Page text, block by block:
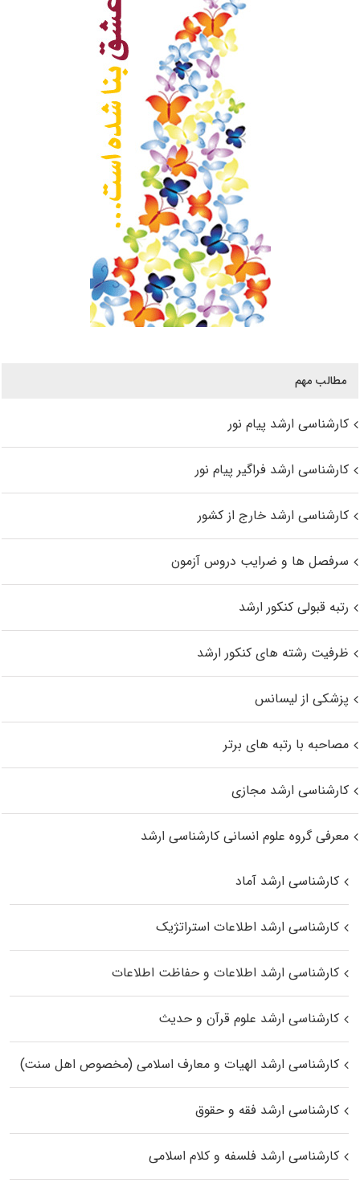
مطالب مهم
کارشناسی ارشد پیام نور
کارشناسی ارشد فراگیر پیام نور
کارشناسی ارشد خارج از کشور
سرفصل ها و ضرایب دروس آزمون
رتبه قبولی کنکور ارشد
ظرفیت رشته های کنکور ارشد
پزشکی از لیسانس
مصاحبه با رتبه های برتر
کارشناسی ارشد مجازی
معرفی گروه علوم انسانی کارشناسی ارشد
کارشناسی ارشد آماد
کارشناسی ارشد اطلاعات استراتژیک
کارشناسی ارشد اطلاعات و حفاظت اطلاعات
کارشناسی ارشد علوم قرآن و حدیث
کارشناسی ارشد الهیات و معارف اسلامی (مخصوص اهل سنت)
کارشناسی ارشد فقه و حقوق
کارشناسی ارشد فلسفه و کلام اسلامی